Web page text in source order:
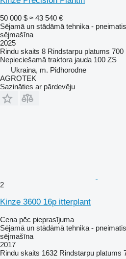
50 000 $ ≈ 43 540 €
Sējamā un stādāmā tehnika -
sējmašīna
2025
Rindu skaits 8 Rindstarpu platums 700
Nepieciešamā traktora jauda 100 ZS
Ukraina, m. Pidhorodne
AGROTEK
Sazināties ar pārdevēju
2
Kinze 3600 16p itterplant
Cena pēc pieprasījuma
Sējamā un stādāmā tehnika -
sējmašīna
2017
Rindu skaits 1632 Rindstarpu platums